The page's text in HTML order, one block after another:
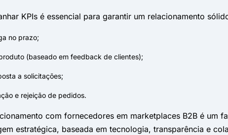
KPIs é essencial para garantir um relacionamento
no prazo;
(baseado em feedback de clientes);
a solicitações;
e rejeição de pedidos.
com fornecedores em marketplaces B2B é um
estratégica, baseada em tecnologia, transparência e